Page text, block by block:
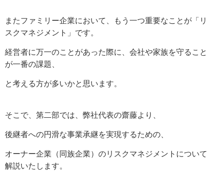
またファミリー企業において、もう一つ重要なことが「リ
スクマネジメント」です。
経営者に万一のことがあった際に、会社や家族を守ること
が一番の課題、
と考える方が多いかと思います。
そこで、第二部では、弊社代表の齋藤より、
後継者への円滑な事業承継を実現するための、
オーナー企業（同族企業）のリスクマネジメントについて
解説いたします。